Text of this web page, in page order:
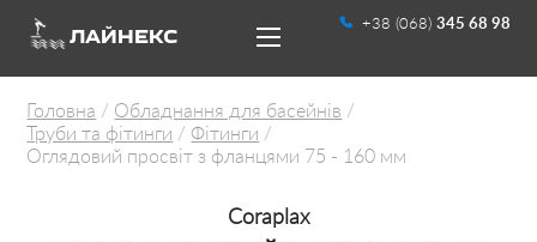
+38 (068) 345 68 98
ЛАЙНЕКС
Головна
Обладнання для басейнів
Труби та фітинги
Фітинги
Оглядовий просвіт з фланцями 75 - 160 мм
Coraplax